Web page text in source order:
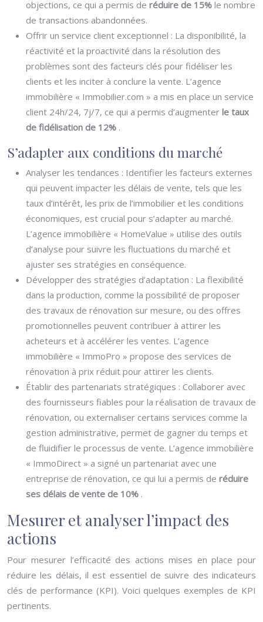
objections, ce qui a permis de réduire de 15% le nombre
de transactions abandonnées.
Offrir un service client exceptionnel : La disponibilité, la
réactivité et la proactivité dans la résolution des
problèmes sont des facteurs clés pour fidéliser les
clients et les inciter à conclure la vente. L’agence
immobilière « Immobilier.com » a mis en place un service
client 24h/24, 7j/7, ce qui a permis d’augmenter le taux
de fidélisation de 12% .
S’adapter aux conditions du marché
Analyser les tendances : Identifier les facteurs externes
qui peuvent impacter les délais de vente, tels que les
taux d’intérêt, les prix de l’immobilier et les conditions
économiques, est crucial pour s’adapter au marché.
L’agence immobilière « HomeValue » utilise des outils
d’analyse pour suivre les fluctuations du marché et
ajuster ses stratégies en conséquence.
Développer des stratégies d’adaptation : La flexibilité
dans la production, comme la possibilité de proposer
des travaux de rénovation sur mesure, ou des offres
promotionnelles peuvent contribuer à attirer les
acheteurs et à accélérer les ventes. L’agence
immobilière « ImmoPro » propose des services de
rénovation à prix réduit pour attirer les clients.
Établir des partenariats stratégiques : Collaborer avec
des fournisseurs fiables pour la réalisation de travaux de
rénovation, ou externaliser certains services comme la
gestion administrative, permet de gagner du temps et
de fluidifier le processus de vente. L’agence immobilière
« ImmoDirect » a signé un partenariat avec une
entreprise de rénovation, ce qui lui a permis de réduire
ses délais de vente de 10% .
Mesurer et analyser l’impact des
actions
Pour mesurer l’efficacité des actions mises en place pour
réduire les délais, il est essentiel de suivre des indicateurs
clés de performance (KPI). Voici quelques exemples de KPI
pertinents.